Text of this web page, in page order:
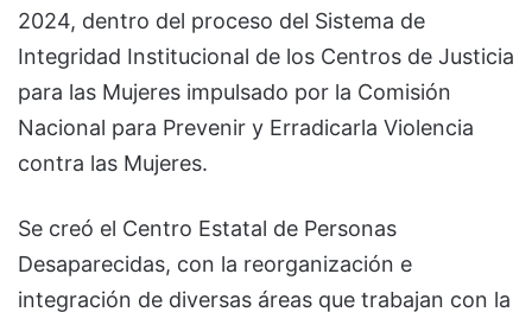
2024, dentro del proceso del Sistema de
Integridad Institucional de los Centros de Justicia
para las Mujeres impulsado por la Comisión
Nacional para Prevenir y Erradicarla Violencia
contra las Mujeres.
Se creó el Centro Estatal de Personas
Desaparecidas, con la reorganización e
integración de diversas áreas que trabajan con la